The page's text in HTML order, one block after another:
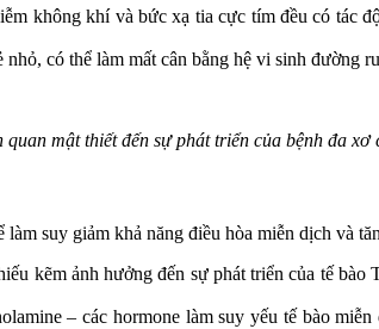
không khí và bức xạ tia cực tím đều có tác
có thể làm mất cân bằng hệ vi sinh đường
mật thiết đến sự phát triển của bệnh đa xơ
suy giảm khả năng điều hòa miễn dịch và
kẽm ảnh hưởng đến sự phát triển của tế
– các hormone làm suy yếu tế bào